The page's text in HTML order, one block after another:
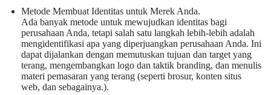
Metode Membuat Identitas untuk Merek Anda.
Ada banyak metode untuk mewujudkan identitas bagi
perusahaan Anda, tetapi salah satu langkah lebih-lebih adalah
mengidentifikasi apa yang diperjuangkan perusahaan Anda. Ini
dapat dijalankan dengan memutuskan tujuan dan target yang
terang, mengembangkan logo dan taktik branding, dan menulis
materi pemasaran yang terang (seperti brosur, konten situs
web, dan sebagainya.).